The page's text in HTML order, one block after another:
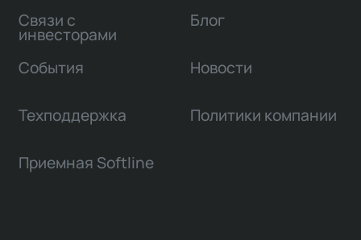
Связи с
инвесторами
Блог
События Новости
Техподдержка Политики компании
Приемная Softline